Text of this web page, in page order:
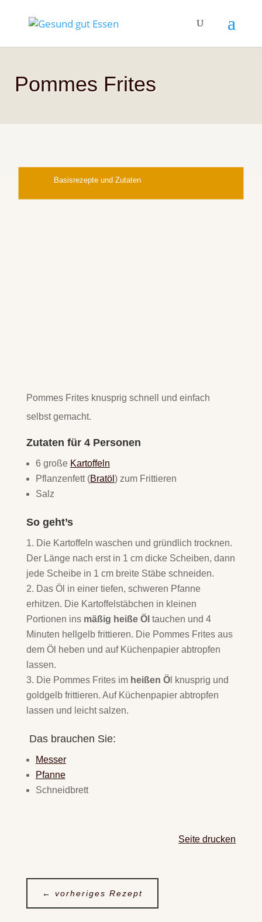
Pommes Frites
Basisrezepte und Zutaten
Pommes Frites knusprig schnell und einfach
selbst gemacht.
Zutaten für 4 Personen
6 große Kartoffeln
Pflanzenfett (Bratöl ) zum Frittieren
Salz
So geht’s
Die Kartoffeln waschen und gründlich trocknen.
Der Länge nach erst in 1 cm dicke Scheiben, dann
jede Scheibe in 1 cm breite Stäbe schneiden.
Das Öl in einer tiefen, schweren Pfanne
erhitzen. Die Kartoffelstäbchen in kleinen
Portionen ins mäßig heiße Öl tauchen und 4
Minuten hellgelb frittieren. Die Pommes Frites aus
dem Öl heben und auf Küchenpapier abtropfen
lassen.
Die Pommes Frites im heißen Öl knusprig und
goldgelb frittieren. Auf Küchenpapier abtropfen
lassen und leicht salzen.
Das brauchen Sie:
Messer
Pfanne
Schneidbrett
Seite drucken
← vorheriges Rezept